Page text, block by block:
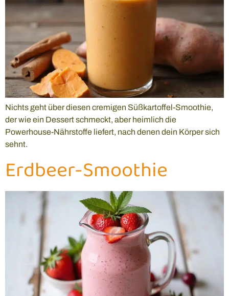
Nichts geht über diesen cremigen Süßkartoffel-Smoothie,
der wie ein Dessert schmeckt, aber heimlich die
Powerhouse-Nährstoffe liefert, nach denen dein Körper sich
sehnt.
Erdbeer-Smoothie